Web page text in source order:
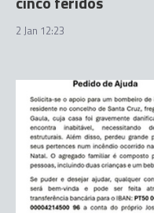
2 Jan 12:23